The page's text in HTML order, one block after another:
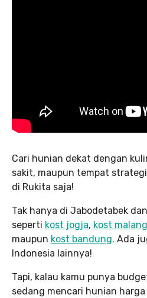
Cari hunian dekat dengan
sakit, maupun tempat
di Rukita saja!
Tak hanya di Jabodetabek
seperti kost jogja, kost malang
maupun kost bandung. Ada
Indonesia lainnya!
Tapi, kalau kamu punya
sedang mencari hunian